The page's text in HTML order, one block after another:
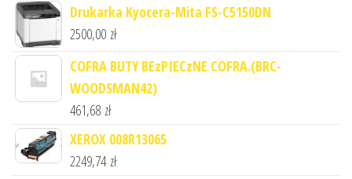
Drukarka Kyocera-Mita FS-C5150DN
2500,00 zł
COFRA BUTY BEzPIECzNE COFRA.(BRC-
WOODSMAN42)
461,68 zł
XEROX 008R13065
2249,74 zł